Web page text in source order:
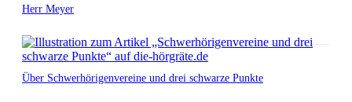
Herr Meyer
Über Schwerhörigenvereine und drei schwarze Punkte